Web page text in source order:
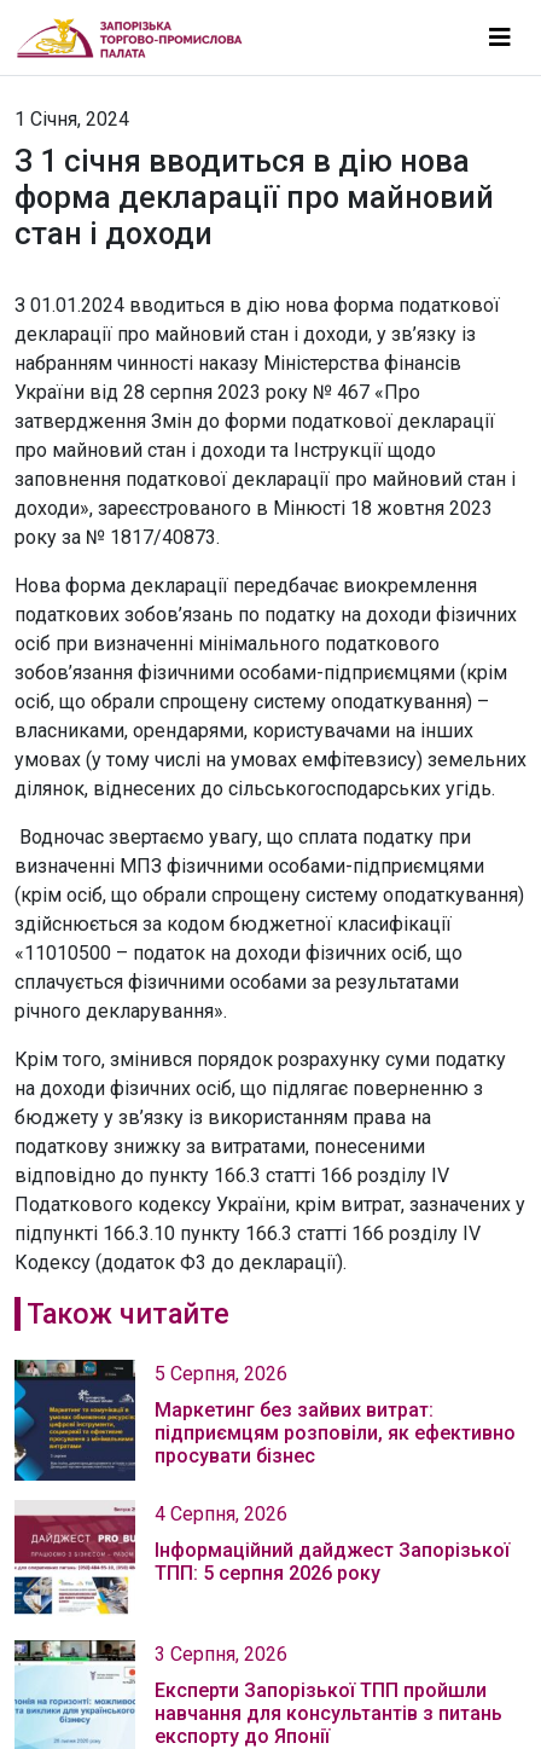
1 Січня, 2024
З 1 січня вводиться в дію нова
форма декларації про майновий
стан і доходи
З 01.01.2024 вводиться в дію нова форма податкової
декларації про майновий стан і доходи, у зв’язку із
набранням чинності наказу Міністерства фінансів
України від 28 серпня 2023 року № 467 «Про
затвердження Змін до форми податкової декларації
про майновий стан і доходи та Інструкції щодо
заповнення податкової декларації про майновий стан і
доходи», зареєстрованого в Мінюсті 18 жовтня 2023
року за № 1817/40873.
Нова форма декларації передбачає виокремлення
податкових зобов’язань по податку на доходи фізичних
осіб при визначенні мінімального податкового
зобов’язання фізичними особами-підприємцями (крім
осіб, що обрали спрощену систему оподаткування) –
власниками, орендарями, користувачами на інших
умовах (у тому числі на умовах емфітевзису) земельних
ділянок, віднесених до сільськогосподарських угідь.
Водночас звертаємо увагу, що сплата податку при
визначенні МПЗ фізичними особами-підприємцями
(крім осіб, що обрали спрощену систему оподаткування)
здійснюється за кодом бюджетної класифікації
«11010500 – податок на доходи фізичних осіб, що
сплачується фізичними особами за результатами
річного декларування».
Крім того, змінився порядок розрахунку суми податку
на доходи фізичних осіб, що підлягає поверненню з
бюджету у зв’язку із використанням права на
податкову знижку за витратами, понесеними
відповідно до пункту 166.3 статті 166 розділу IV
Податкового кодексу України, крім витрат, зазначених у
підпункті 166.3.10 пункту 166.3 статті 166 розділу IV
Кодексу (додаток Ф3 до декларації).
Також читайте
5 Серпня, 2026
Маркетинг без зайвих витрат:
підприємцям розповіли, як ефективно
просувати бізнес
4 Серпня, 2026
Інформаційний дайджест Запорізької
ТПП: 5 серпня 2026 року
3 Серпня, 2026
Експерти Запорізької ТПП пройшли
навчання для консультантів з питань
експорту до Японії